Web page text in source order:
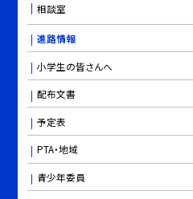
相談室
進路情報
小学生の皆さんへ
配布文書
予定表
PTA・地域
青少年委員